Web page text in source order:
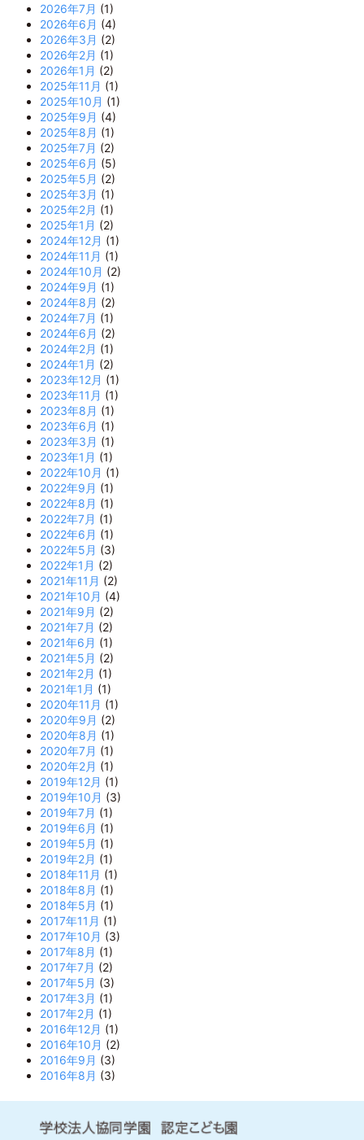
2026年7月 (1)
2026年6月 (4)
2026年3月 (2)
2026年2月 (1)
2026年1月 (2)
2025年11月 (1)
2025年10月 (1)
2025年9月 (4)
2025年8月 (1)
2025年7月 (2)
2025年6月 (5)
2025年5月 (2)
2025年3月 (1)
2025年2月 (1)
2025年1月 (2)
2024年12月 (1)
2024年11月 (1)
2024年10月 (2)
2024年9月 (1)
2024年8月 (2)
2024年7月 (1)
2024年6月 (2)
2024年2月 (1)
2024年1月 (2)
2023年12月 (1)
2023年11月 (1)
2023年8月 (1)
2023年6月 (1)
2023年3月 (1)
2023年1月 (1)
2022年10月 (1)
2022年9月 (1)
2022年8月 (1)
2022年7月 (1)
2022年6月 (1)
2022年5月 (3)
2022年1月 (2)
2021年11月 (2)
2021年10月 (4)
2021年9月 (2)
2021年7月 (2)
2021年6月 (1)
2021年5月 (2)
2021年2月 (1)
2021年1月 (1)
2020年11月 (1)
2020年9月 (2)
2020年8月 (1)
2020年7月 (1)
2020年2月 (1)
2019年12月 (1)
2019年10月 (3)
2019年7月 (1)
2019年6月 (1)
2019年5月 (1)
2019年2月 (1)
2018年11月 (1)
2018年8月 (1)
2018年5月 (1)
2017年11月 (1)
2017年10月 (3)
2017年8月 (1)
2017年7月 (2)
2017年5月 (3)
2017年3月 (1)
2017年2月 (1)
2016年12月 (1)
2016年10月 (2)
2016年9月 (3)
2016年8月 (3)